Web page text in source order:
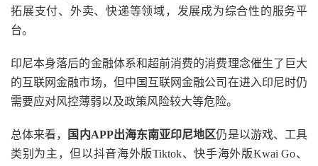
拓展支付、外卖、快递等领域，发展成为综合性的服务平
台。
印尼本身落后的金融体系和超前消费的消费理念催生了巨大
的互联网金融市场，但中国互联网金融公司在进入印尼时仍
需要应对风控薄弱以及政策风险较大等危险。
总体来看， 国内APP出海东南亚印尼地区仍是以游戏、工具
类别为主，但以抖音海外版Tiktok、快手海外版Kwai Go、